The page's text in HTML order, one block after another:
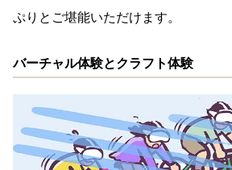
ぷりとご堪能いただけます。
バーチャル体験とクラフト体験